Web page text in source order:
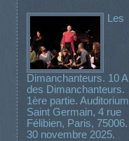
Les
Dimanchanteurs. 10
des Dimanchanteurs.
1ère partie. Auditorium
Saint Germain, 4 rue
Félibien, Paris,
30 novembre 2025.